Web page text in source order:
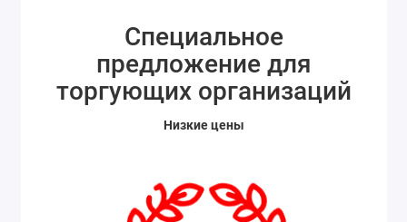
Специальное
предложение для
торгующих организаций
Низкие цены